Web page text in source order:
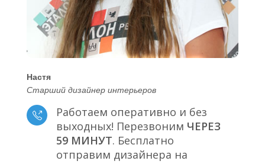
Настя
Старший дизайнер интерьеров
Работаем оперативно и без
выходных! Перезвоним ЧЕРЕЗ
59 МИНУТ. Бесплатно
отправим дизайнера на